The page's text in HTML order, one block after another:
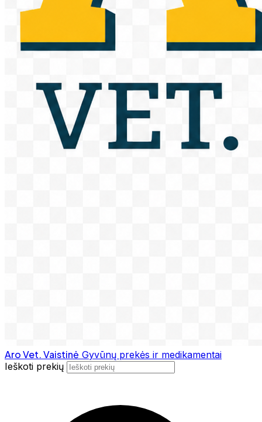
Aro Vet. Vaistinė Gyvūnų prekės ir medikamentai
Ieškoti prekių